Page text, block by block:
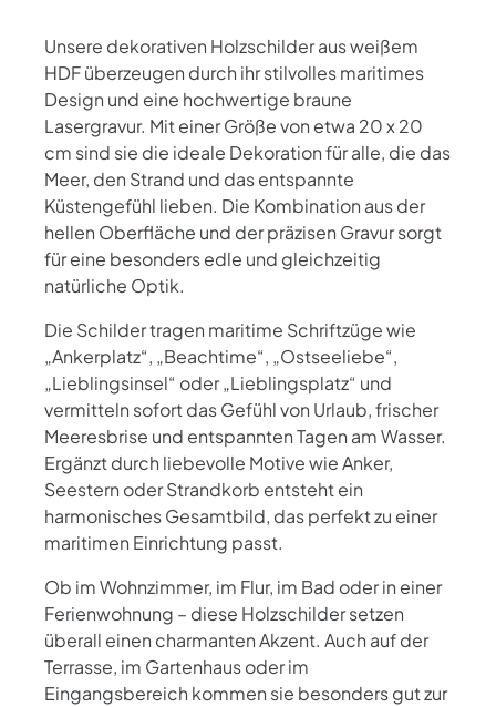
Unsere dekorativen Holzschilder aus weißem
HDF überzeugen durch ihr stilvolles maritimes
Design und eine hochwertige braune
Lasergravur. Mit einer Größe von etwa 20 x 20
cm sind sie die ideale Dekoration für alle, die das
Meer, den Strand und das entspannte
Küstengefühl lieben. Die Kombination aus der
hellen Oberfläche und der präzisen Gravur sorgt
für eine besonders edle und gleichzeitig
natürliche Optik.
Die Schilder tragen maritime Schriftzüge wie
„Ankerplatz“, „Beachtime“, „Ostseeliebe“,
„Lieblingsinsel“ oder „Lieblingsplatz“ und
vermitteln sofort das Gefühl von Urlaub, frischer
Meeresbrise und entspannten Tagen am Wasser.
Ergänzt durch liebevolle Motive wie Anker,
Seestern oder Strandkorb entsteht ein
harmonisches Gesamtbild, das perfekt zu einer
maritimen Einrichtung passt.
Ob im Wohnzimmer, im Flur, im Bad oder in einer
Ferienwohnung – diese Holzschilder setzen
überall einen charmanten Akzent. Auch auf der
Terrasse, im Gartenhaus oder im
Eingangsbereich kommen sie besonders gut zur